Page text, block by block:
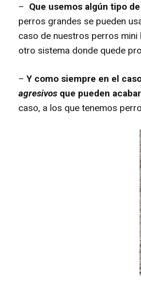
– Que usemos algún tipo
perros grandes se pueden
caso de nuestros perros mini
otro sistema donde quede
–Y como siempre en el
agresivos que pueden
caso, a los que tenemos